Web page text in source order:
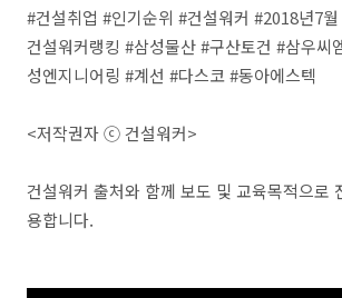
#건설취업 #인기순위 #건설워커 #2018년7
건설워커랭킹 #삼성물산 #구산토건 #삼우씨
성엔지니어링 #계선 #다스코 #동아에스텍
<저작권자 ⓒ 건설워커>
건설워커 출처와 함께 보도 및 교육목적으로
용합니다.